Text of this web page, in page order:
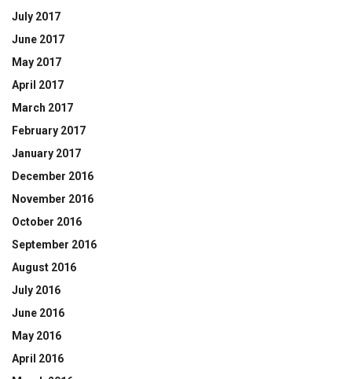
July 2017
June 2017
May 2017
April 2017
March 2017
February 2017
January 2017
December 2016
November 2016
October 2016
September 2016
August 2016
July 2016
June 2016
May 2016
April 2016